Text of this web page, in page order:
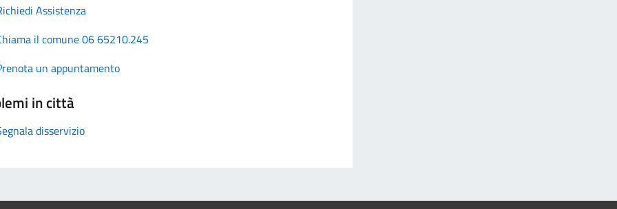
Assistenza
il comune 06 65210.245
un appuntamento
in città
disservizio